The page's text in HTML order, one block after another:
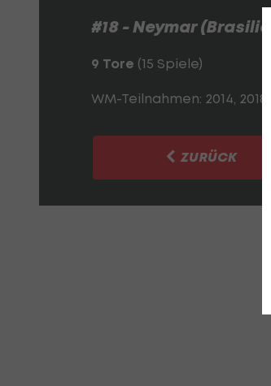
#18 - Neymar
9 Tore (15 Spiele)
WM-Teilnahmen: 2014, 2018,
ZURÜCK